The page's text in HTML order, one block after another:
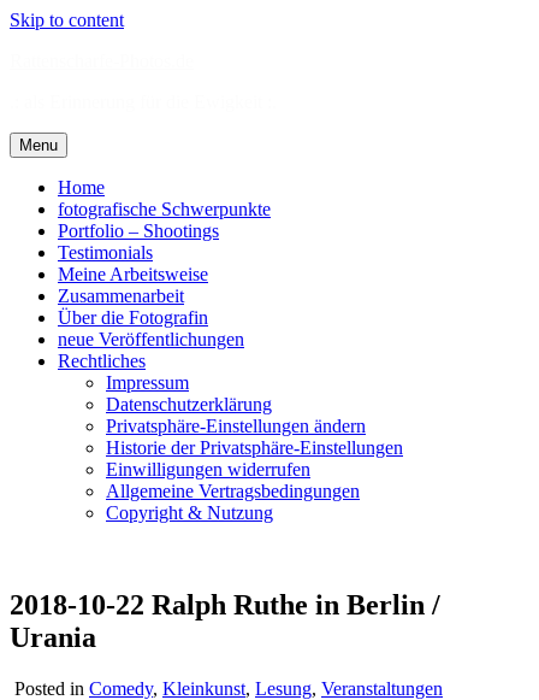
Skip to content
Menu
Home
fotografische Schwerpunkte
Portfolio – Shootings
Testimonials
Meine Arbeitsweise
Zusammenarbeit
Über die Fotografin
neue Veröffentlichungen
Rechtliches
Impressum
Datenschutzerklärung
Privatsphäre-Einstellungen ändern
Historie der Privatsphäre-Einstellungen
Einwilligungen widerrufen
Allgemeine Vertragsbedingungen
Copyright & Nutzung
2018-10-22 Ralph Ruthe in Berlin /
Urania
Posted in Comedy, Kleinkunst, Lesung, Veranstaltungen